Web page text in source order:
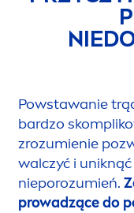
Powstawanie
bardzo
zrozumienie
walczyć i
nieporozumień.
prowadzące do